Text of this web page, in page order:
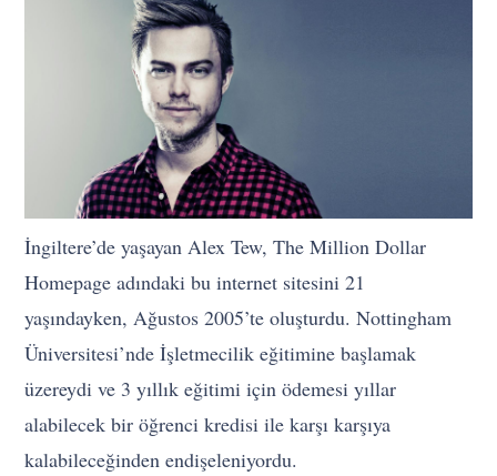
İngiltere’de yaşayan Alex Tew, The Million Dollar
Homepage adındaki bu internet sitesini 21
yaşındayken, Ağustos 2005’te oluşturdu. Nottingham
Üniversitesi’nde İşletmecilik eğitimine başlamak
üzereydi ve 3 yıllık eğitimi için ödemesi yıllar
alabilecek bir öğrenci kredisi ile karşı karşıya
kalabileceğinden endişeleniyordu.